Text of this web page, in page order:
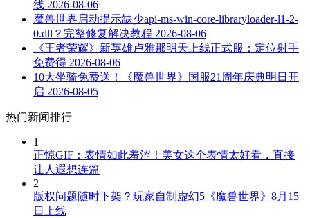
线 2026-08-06
魔兽世界启动提示缺少api-ms-win-core-libraryloader-l1-2-
0.dll？完整修复解决教程 2026-08-06
《王者荣耀》新英雄卢雅那明天上线正式服：定位射手
免费得 2026-08-06
10大坐骑免费送！《魔兽世界》国服21周年庆典明日开
启 2026-08-05
热门新闻排行
1
正惊GIF：表情如此羞涩！美女这个表情太好看，直接
让人遐想连篇
2
版权问题随时下架？玩家自制虚幻5《魔兽世界》8月15
日上线